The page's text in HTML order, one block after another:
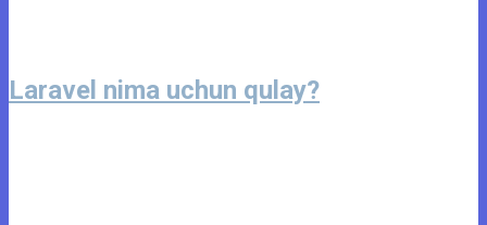
Laravel nima uchun qulay?